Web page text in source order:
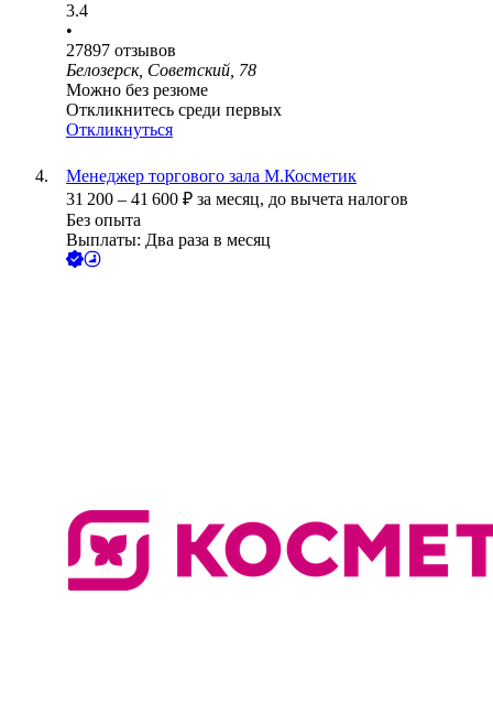
3.4
•
27897 отзывов
Белозерск, Советский, 78
Можно без резюме
Откликнитесь среди первых
Откликнуться
Менеджер торгового зала М.Косметик
31 200 – 41 600 ₽ за месяц, до вычета налогов
Без опыта
Выплаты: Два раза в месяц